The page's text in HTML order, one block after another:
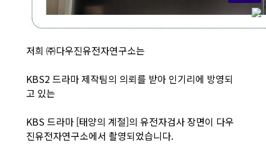
저희 ㈜다우진유전자연구소는
KBS2 드라마 제작팀의 의뢰를 받아 인기리에 방영되
고 있는
KBS 드라마 [태양의 계절]의 유전자검사 장면이 다우
진유전자연구소에서 촬영되었습니다.